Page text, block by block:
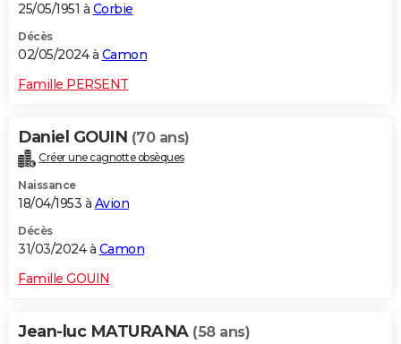
25/05/1951 à Corbie
Décès
02/05/2024 à Camon
Famille PERSENT
Daniel GOUIN (70 ans)
Créer une cagnotte obsèques
Naissance
18/04/1953 à Avion
Décès
31/03/2024 à Camon
Famille GOUIN
Jean-luc MATURANA (58 ans)